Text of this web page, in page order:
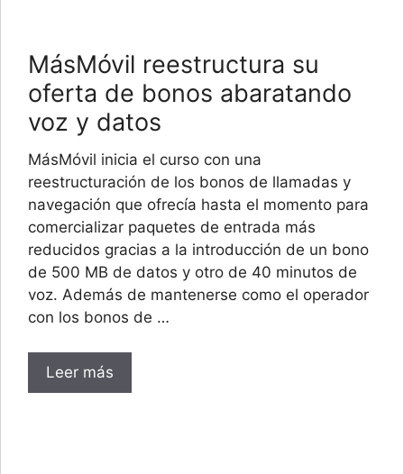
MásMóvil reestructura su
oferta de bonos abaratando
voz y datos
MásMóvil inicia el curso con una
reestructuración de los bonos de llamadas y
navegación que ofrecía hasta el momento para
comercializar paquetes de entrada más
reducidos gracias a la introducción de un bono
de 500 MB de datos y otro de 40 minutos de
voz. Además de mantenerse como el operador
con los bonos de …
Leer más